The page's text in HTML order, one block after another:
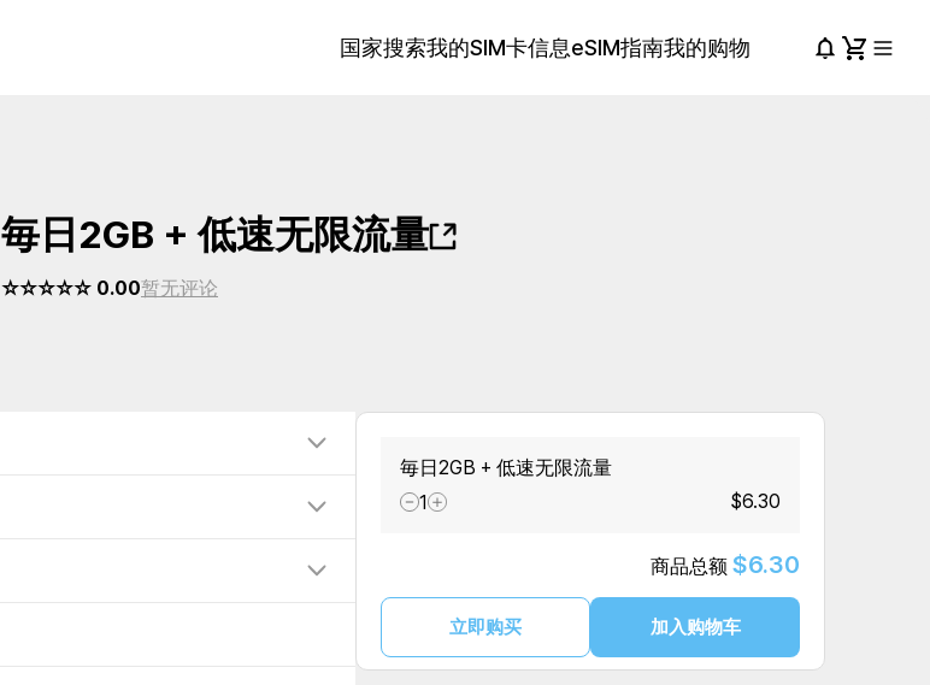
国家搜索我的SIM卡信息eSIM指南我的购物
毎日2GB + 低速无限流量
☆☆☆☆☆ 0.00暂无评论
毎日2GB + 低速无限流量
1
$6.30
商品总额 $6.30
立即购买 加入购物车